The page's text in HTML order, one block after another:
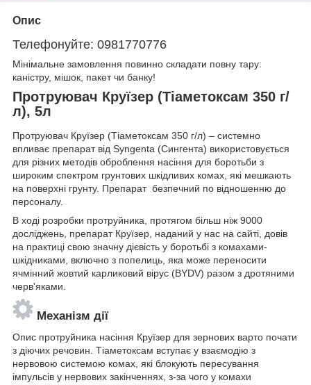
Опис
Телефонуйте: 0981770776
Мінімальне замовлення повинно складати повну тару:
каністру, мішок, пакет чи банку!
Протруювач Круїзер (Тіаметоксам 350 г/
л), 5л
Протруювач Круїзер (Тіаметоксам 350 г/л) – системно
впливає препарат від Syngеntа (Сингента) використовується
для різних методів оброблення насіння для боротьби з
широким спектром грунтових шкідливих комах, які мешкають
на поверхні грунту. Препарат безпечний по відношенню до
персоналу.
В ході розробки протруйника, протягом більш ніж 9000
досліджень, препарат Круїзер, наданий у нас на сайті, довів
на практиці свою значну дієвість у боротьбі з комахами-
шкідниками, включно з попелиць, яка може переносити
ячмінний жовтий карликовий вірус (BYDV) разом з дротяними
черв'яками.
Механізм дії
Опис протруйника насіння Круїзер для зернових варто почати
з діючих речовин. Тіаметоксам вступає у взаємодію з
нервовою системою комах, які блокують пересування
імпульсів у нервових закінченнях, з-за чого у комахи